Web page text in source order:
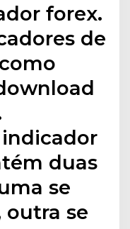
forex.
de
duas
se
outra se